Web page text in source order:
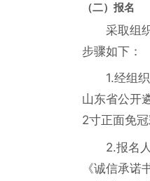
（二）报名
采取组
步骤如下：
1.经组
山东省公开
2寸正面免
2.报名
《诚信承